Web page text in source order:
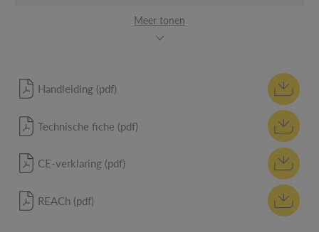
Meer tonen
Handleiding (pdf)
Technische fiche (pdf)
CE-verklaring (pdf)
REACh (pdf)